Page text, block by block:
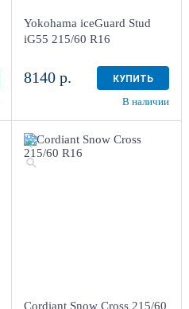
Yokohama iceGuard Stud
iG55 215/60 R16
8140 р. КУПИТЬ
В наличии
Cordiant Snow Cross 215/60